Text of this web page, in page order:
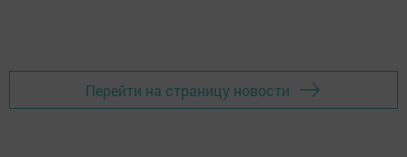
Перейти на страницу новости